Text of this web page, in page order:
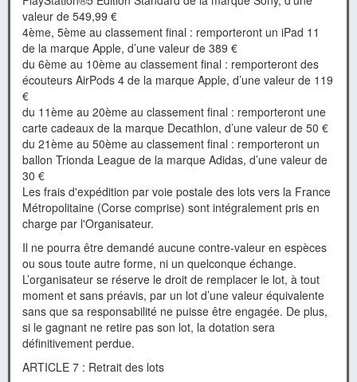
valeur de 549,99 €
4ème, 5ème au classement final : remporteront un iPad 11
de la marque Apple, d’une valeur de 389 €
du 6ème au 10ème au classement final : remporteront des
écouteurs AirPods 4 de la marque Apple, d’une valeur de 119
€
du 11ème au 20ème au classement final : remporteront une
carte cadeaux de la marque Decathlon, d’une valeur de 50 €
du 21ème au 50ème au classement final : remporteront un
ballon Trionda League de la marque Adidas, d’une valeur de
30 €
Les frais d'expédition par voie postale des lots vers la France
Métropolitaine (Corse comprise) sont intégralement pris en
charge par l'Organisateur.
Il ne pourra être demandé aucune contre-valeur en espèces
ou sous toute autre forme, ni un quelconque échange.
L’organisateur se réserve le droit de remplacer le lot, à tout
moment et sans préavis, par un lot d’une valeur équivalente
sans que sa responsabilité ne puisse être engagée. De plus,
si le gagnant ne retire pas son lot, la dotation sera
définitivement perdue.
ARTICLE 7 : Retrait des lots